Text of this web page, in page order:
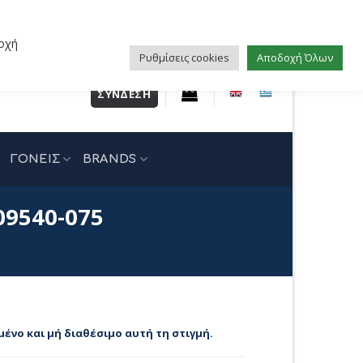
ΣΎΝΔΕΣΗ
ΓΟΝΕΙΣ BRANDS
075
και μή διαθέσιμο αυτή τη στιγμή.
Ρυθμίσεις cookies Αποδοχή Όλων